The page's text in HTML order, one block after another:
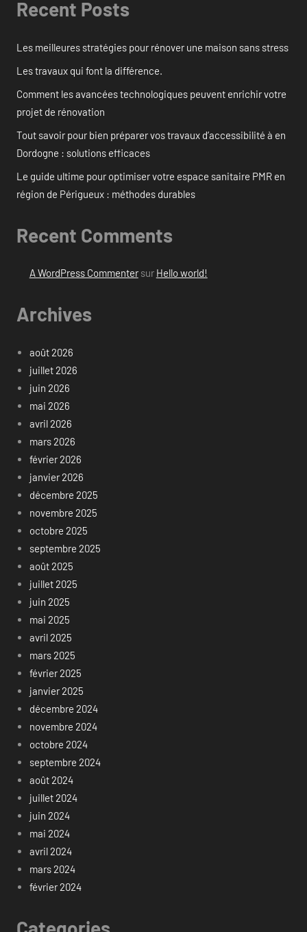
Recent Posts
Les meilleures stratégies pour rénover une maison sans stress
Les travaux qui font la différence.
Comment les avancées technologiques peuvent enrichir votre
projet de rénovation
Tout savoir pour bien préparer vos travaux d’accessibilité à en
Dordogne : solutions efficaces
Le guide ultime pour optimiser votre espace sanitaire PMR en
région de Périgueux : méthodes durables
Recent Comments
A WordPress Commentersur Hello world!
Archives
août 2026
juillet 2026
juin 2026
mai 2026
avril 2026
mars 2026
février 2026
janvier 2026
décembre 2025
novembre 2025
octobre 2025
septembre 2025
août 2025
juillet 2025
juin 2025
mai 2025
avril 2025
mars 2025
février 2025
janvier 2025
décembre 2024
novembre 2024
octobre 2024
septembre 2024
août 2024
juillet 2024
juin 2024
mai 2024
avril 2024
mars 2024
février 2024